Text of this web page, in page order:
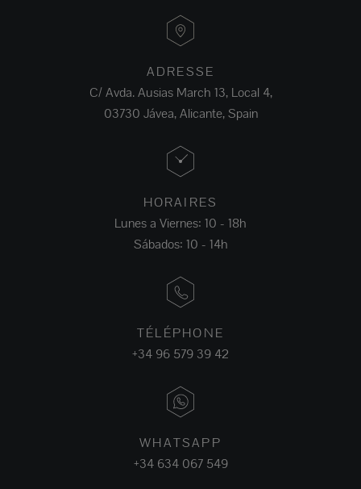
ADRESSE
C/ Avda. Ausias March 13, Local 4,
03730 Jávea, Alicante, Spain
HORAIRES
Lunes a Viernes: 10 - 18h
Sábados: 10 - 14h
TÉLÉPHONE
+34 96 579 39 42
WHATSAPP
+34 634 067 549